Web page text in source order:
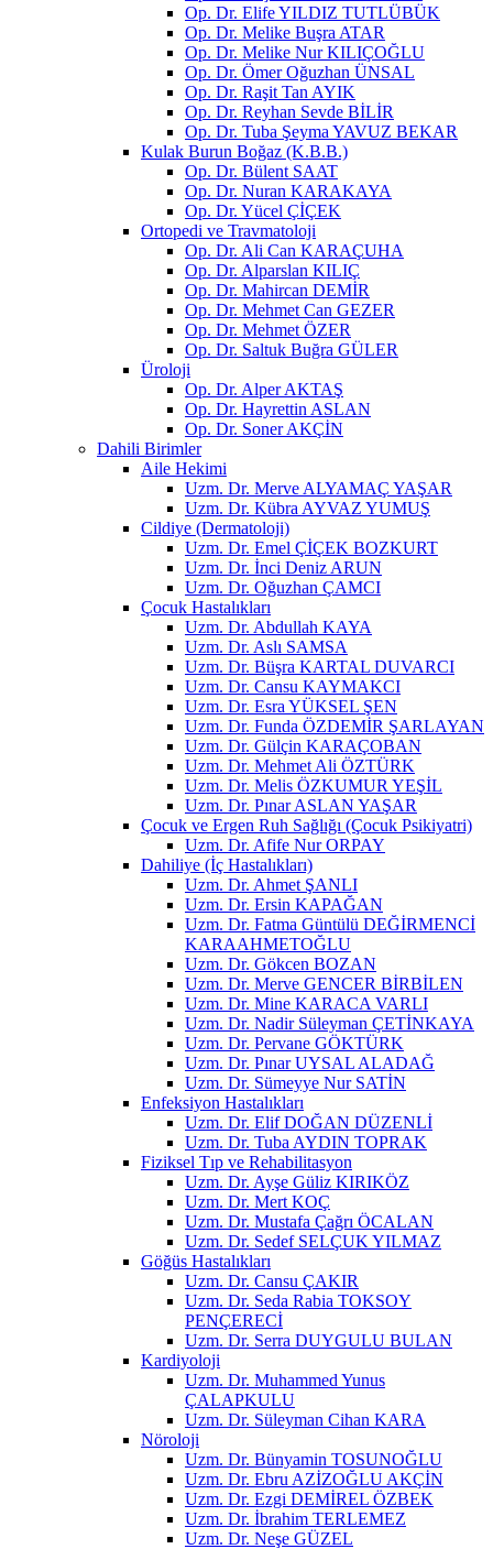
Op. Dr. Elife YILDIZ TUTLÜBÜK
Op. Dr. Melike Buşra ATAR
Op. Dr. Melike Nur KILIÇOĞLU
Op. Dr. Ömer Oğuzhan ÜNSAL
Op. Dr. Raşit Tan AYIK
Op. Dr. Reyhan Sevde BİLİR
Op. Dr. Tuba Şeyma YAVUZ BEKAR
Kulak Burun Boğaz (K.B.B.)
Op. Dr. Bülent SAAT
Op. Dr. Nuran KARAKAYA
Op. Dr. Yücel ÇİÇEK
Ortopedi ve Travmatoloji
Op. Dr. Ali Can KARAÇUHA
Op. Dr. Alparslan KILIÇ
Op. Dr. Mahircan DEMİR
Op. Dr. Mehmet Can GEZER
Op. Dr. Mehmet ÖZER
Op. Dr. Saltuk Buğra GÜLER
Üroloji
Op. Dr. Alper AKTAŞ
Op. Dr. Hayrettin ASLAN
Op. Dr. Soner AKÇİN
Dahili Birimler
Aile Hekimi
Uzm. Dr. Merve ALYAMAÇ YAŞAR
Uzm. Dr. Kübra AYVAZ YUMUŞ
Cildiye (Dermatoloji)
Uzm. Dr. Emel ÇİÇEK BOZKURT
Uzm. Dr. İnci Deniz ARUN
Uzm. Dr. Oğuzhan ÇAMCI
Çocuk Hastalıkları
Uzm. Dr. Abdullah KAYA
Uzm. Dr. Aslı SAMSA
Uzm. Dr. Büşra KARTAL DUVARCI
Uzm. Dr. Cansu KAYMAKCI
Uzm. Dr. Esra YÜKSEL ŞEN
Uzm. Dr. Funda ÖZDEMİR ŞARLAYAN
Uzm. Dr. Gülçin KARAÇOBAN
Uzm. Dr. Mehmet Ali ÖZTÜRK
Uzm. Dr. Melis ÖZKUMUR YEŞİL
Uzm. Dr. Pınar ASLAN YAŞAR
Çocuk ve Ergen Ruh Sağlığı (Çocuk Psikiyatri)
Uzm. Dr. Afife Nur ORPAY
Dahiliye (İç Hastalıkları)
Uzm. Dr. Ahmet ŞANLI
Uzm. Dr. Ersin KAPAĞAN
Uzm. Dr. Fatma Güntülü DEĞİRMENCİ
KARAAHMETOĞLU
Uzm. Dr. Gökcen BOZAN
Uzm. Dr. Merve GENCER BİRBİLEN
Uzm. Dr. Mine KARACA VARLI
Uzm. Dr. Nadir Süleyman ÇETİNKAYA
Uzm. Dr. Pervane GÖKTÜRK
Uzm. Dr. Pınar UYSAL ALADAĞ
Uzm. Dr. Sümeyye Nur SATİN
Enfeksiyon Hastalıkları
Uzm. Dr. Elif DOĞAN DÜZENLİ
Uzm. Dr. Tuba AYDIN TOPRAK
Fiziksel Tıp ve Rehabilitasyon
Uzm. Dr. Ayşe Güliz KIRIKÖZ
Uzm. Dr. Mert KOÇ
Uzm. Dr. Mustafa Çağrı ÖCALAN
Uzm. Dr. Sedef SELÇUK YILMAZ
Göğüs Hastalıkları
Uzm. Dr. Cansu ÇAKIR
Uzm. Dr. Seda Rabia TOKSOY
PENÇERECİ
Uzm. Dr. Serra DUYGULU BULAN
Kardiyoloji
Uzm. Dr. Muhammed Yunus
ÇALAPKULU
Uzm. Dr. Süleyman Cihan KARA
Nöroloji
Uzm. Dr. Bünyamin TOSUNOĞLU
Uzm. Dr. Ebru AZİZOĞLU AKÇİN
Uzm. Dr. Ezgi DEMİREL ÖZBEK
Uzm. Dr. İbrahim TERLEMEZ
Uzm. Dr. Neşe GÜZEL